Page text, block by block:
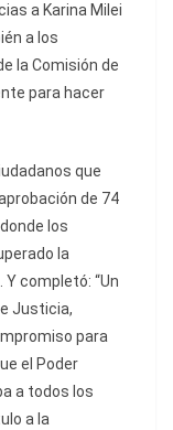
a Karina Milei
a los
la Comisión de
para hacer
que
de 74
los
la
completó: “Un
Justicia,
para
el Poder
a todos los
a la